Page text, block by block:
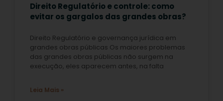
Direito Regulatório e controle: como
evitar os gargalos das grandes obras?
Direito Regulatório e governança jurídica em
grandes obras públicas Os maiores problemas
das grandes obras públicas não surgem na
execução, eles aparecem antes, na falta
Leia Mais »